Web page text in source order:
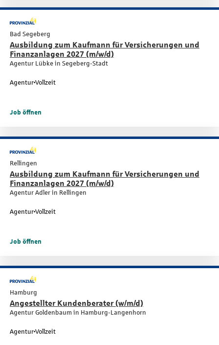
Bad Segeberg
Ausbildung zum Kaufmann für Versicherungen und
Finanzanlagen 2027 (m/w/d)
Agentur Lübke in Segeberg-Stadt
Agentur Vollzeit
Job öffnen
Rellingen
Ausbildung zum Kaufmann für Versicherungen und
Finanzanlagen 2027 (m/w/d)
Agentur Adler in Rellingen
Agentur Vollzeit
Job öffnen
Hamburg
Angestellter Kundenberater (w/m/d)
Agentur Goldenbaum in Hamburg-Langenhorn
Agentur Vollzeit